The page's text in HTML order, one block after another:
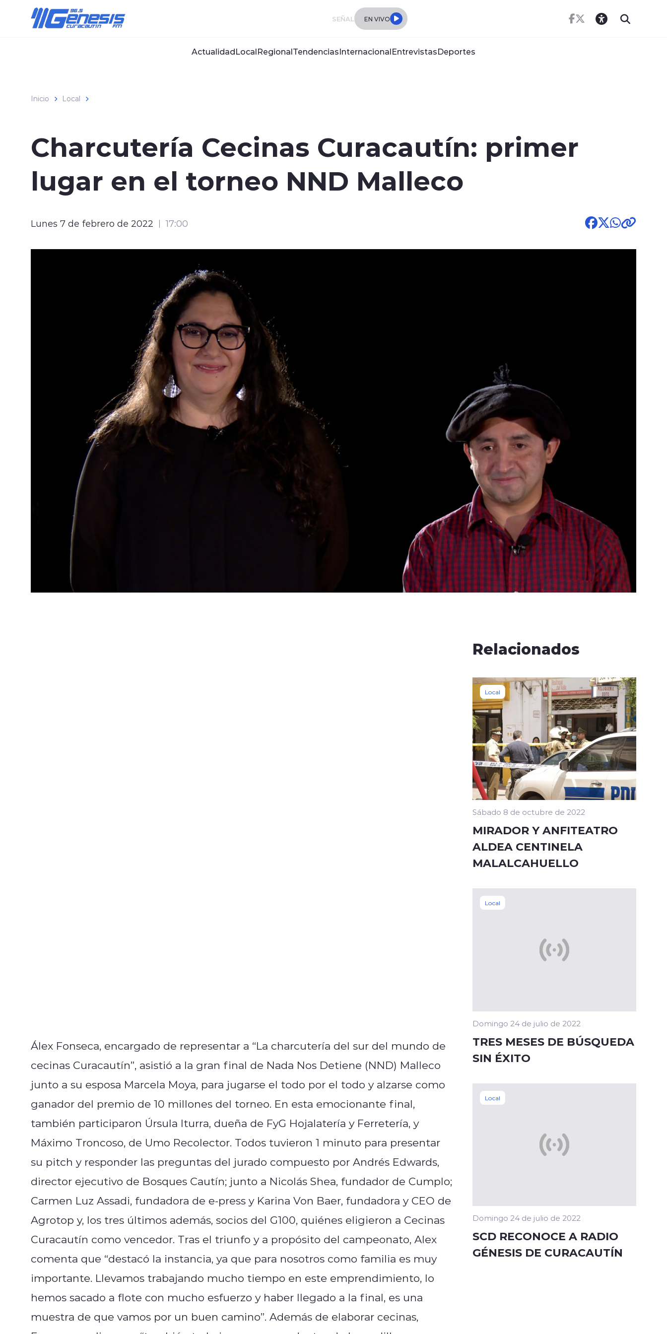
SEÑAL EN VIVO
ActualidadLocalRegionalTendenciasInternacionalEntrevistasDeportes
Inicio Local
Charcutería Cecinas Curacautín: primer
lugar en el torneo NND Malleco
Lunes 7 de febrero de 2022 17:00
Álex Fonseca, encargado de representar a “La charcutería del sur del mundo de
cecinas Curacautín”, asistió a la gran final de Nada Nos Detiene (NND) Malleco
junto a su esposa Marcela Moya, para jugarse el todo por el todo y alzarse como
ganador del premio de 10 millones del torneo. En esta emocionante final,
también participaron Úrsula Iturra, dueña de FyG Hojalatería y Ferretería, y
Máximo Troncoso, de Umo Recolector. Todos tuvieron 1 minuto para presentar
su pitch y responder las preguntas del jurado compuesto por Andrés Edwards,
director ejecutivo de Bosques Cautín; junto a Nicolás Shea, fundador de Cumplo;
Carmen Luz Assadi, fundadora de e-press y Karina Von Baer, fundadora y CEO de
Agrotop y, los tres últimos además, socios del G100, quiénes eligieron a Cecinas
Curacautín como vencedor. Tras el triunfo y a propósito del campeonato, Alex
comenta que “destacó la instancia, ya que para nosotros como familia es muy
importante. Llevamos trabajando mucho tiempo en este emprendimiento, lo
hemos sacado a flote con mucho esfuerzo y haber llegado a la final, es una
muestra de que vamos por un buen camino”. Además de elaborar cecinas,
Relacionados
Local
Sábado 8 de octubre de 2022
MIRADOR Y ANFITEATRO
ALDEA CENTINELA
MALALCAHUELLO
Local
Domingo 24 de julio de 2022
TRES MESES DE BÚSQUEDA
SIN ÉXITO
Local
Domingo 24 de julio de 2022
SCD RECONOCE A RADIO
GÉNESIS DE CURACAUTÍN